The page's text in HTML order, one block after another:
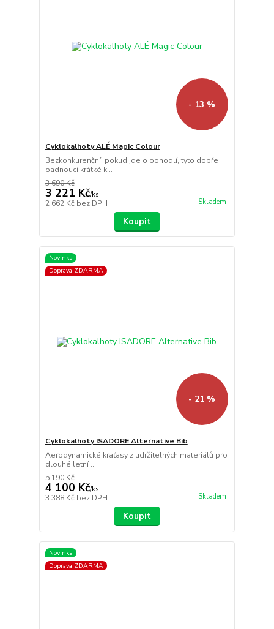
- 13 %
Cyklokalhoty ALÉ Magic Colour
Bezkonkurenční, pokud jde o pohodlí, tyto dobře
padnoucí krátké k...
3 690 Kč
3 221 Kč/ks
2 662 Kč bez DPH Skladem
Koupit
Novinka
Doprava ZDARMA
- 21 %
Cyklokalhoty ISADORE Alternative Bib
Aerodynamické kraťasy z udržitelných materiálů pro
dlouhé letní ...
5 190 Kč
4 100 Kč/ks
3 388 Kč bez DPH Skladem
Koupit
Novinka
Doprava ZDARMA